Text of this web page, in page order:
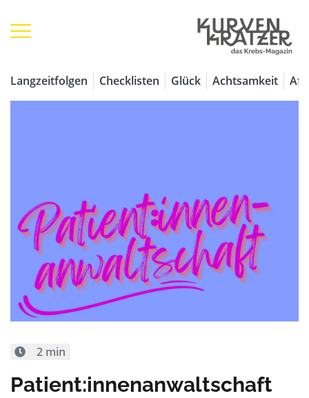
Langzeitfolgen Checklisten Glück Achtsamkeit
2 min
Patient:innenanwaltschaft